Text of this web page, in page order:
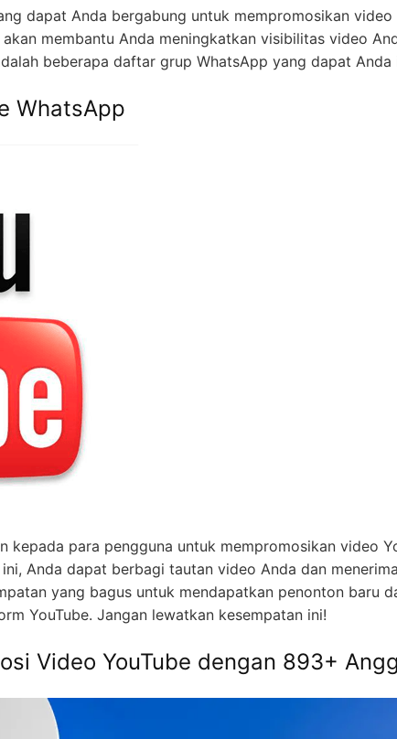
dapat Anda bergabung untuk mempromosikan video
membantu Anda meningkatkan visibilitas video
beberapa daftar grup WhatsApp yang dapat Anda
WhatsApp
kepada para pengguna untuk mempromosikan video
Anda dapat berbagi tautan video Anda dan
yang bagus untuk mendapatkan penonton baru
YouTube. Jangan lewatkan kesempatan ini!
Video YouTube dengan 893+